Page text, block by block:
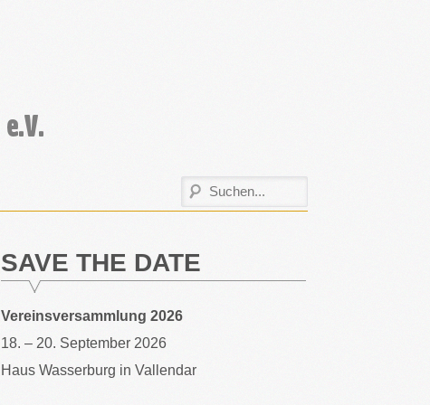
SAVE THE DATE
Vereinsversammlung 2026
18. – 20. September 2026
Haus Wasserburg in Vallendar